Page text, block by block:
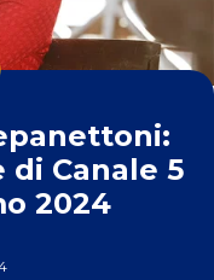
Canale 5
2024